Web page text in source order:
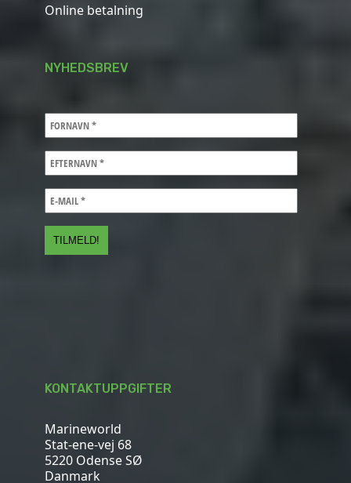
Online betalning
NYHEDSBREV
KONTAKTUPPGIFTER
Marineworld
Stat-ene-vej 68
5220 Odense SØ
Danmark